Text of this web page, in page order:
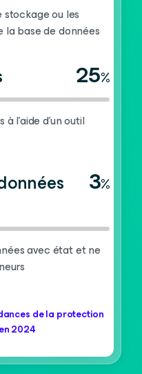
ou les
base de données
25%
l’aide d’un outil
3%
avec état et ne
de la protection
2024